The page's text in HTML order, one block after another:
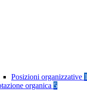
Posizioni organizzative 1
organica 5